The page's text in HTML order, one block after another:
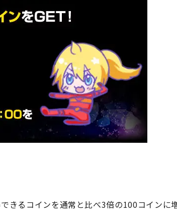
きるコインを通常と比べ3倍の100コインに